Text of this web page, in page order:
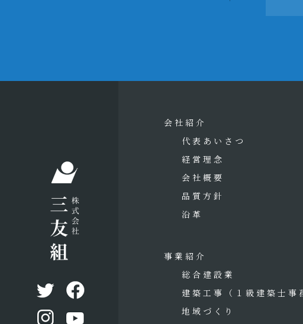
会社紹介
代表あいさつ
経営理念
会社概要
品質方針
沿革
事業紹介
総合建設業
建築工事
（１級建築士事
地域づくり